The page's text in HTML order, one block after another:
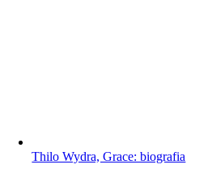
Thilo Wydra, Grace: biografia